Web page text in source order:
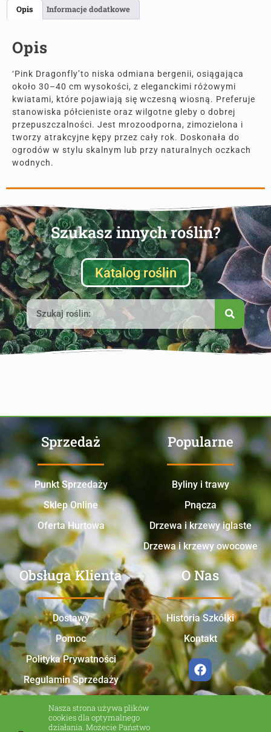
Opis Informacje dodatkowe
Opis
‘Pink Dragonfly’to niska odmiana bergenii, osiągająca
około 30–40 cm wysokości, z eleganckimi różowymi
kwiatami, które pojawiają się wczesną wiosną. Preferuje
stanowiska półcieniste oraz wilgotne gleby o dobrej
przepuszczalności. Jest mrozoodporna, zimozielona i
tworzy atrakcyjne kępy przez cały rok. Doskonała do
ogrodów w stylu skalnym lub przy naturalnych oczkach
wodnych.
Szukasz innych roślin?
Katalog roślin
Sprzedaż
Punkt Sprzedaży
Sklep Online
Oferta Hurtowa
Popularne
Byliny i trawy
Pnącza
Drzewa i krzewy iglaste
Drzewa i krzewy owocowe
Obsługa Klienta
Dostawy
Pomoc
Polityka Prywatności
Regulamin Sprzedaży
O Nas
Historia Szkółki
Kontakt
Nasza strona używa plików
cookies dla optymalnego
działania. Możecie Państwo